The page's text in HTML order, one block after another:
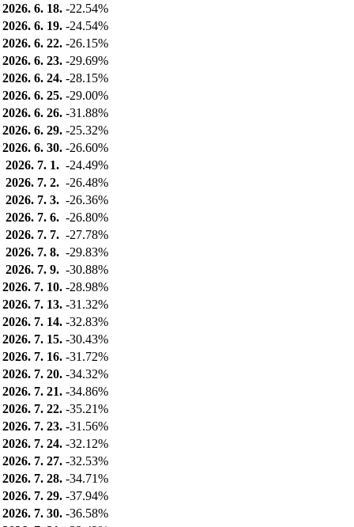
2026. 6. 18. -22.54%
2026. 6. 19. -24.54%
2026. 6. 22. -26.15%
2026. 6. 23. -29.69%
2026. 6. 24. -28.15%
2026. 6. 25. -29.00%
2026. 6. 26. -31.88%
2026. 6. 29. -25.32%
2026. 6. 30. -26.60%
2026. 7. 1. -24.49%
2026. 7. 2. -26.48%
2026. 7. 3. -26.36%
2026. 7. 6. -26.80%
2026. 7. 7. -27.78%
2026. 7. 8. -29.83%
2026. 7. 9. -30.88%
2026. 7. 10. -28.98%
2026. 7. 13. -31.32%
2026. 7. 14. -32.83%
2026. 7. 15. -30.43%
2026. 7. 16. -31.72%
2026. 7. 20. -34.32%
2026. 7. 21. -34.86%
2026. 7. 22. -35.21%
2026. 7. 23. -31.56%
2026. 7. 24. -32.12%
2026. 7. 27. -32.53%
2026. 7. 28. -34.71%
2026. 7. 29. -37.94%
2026. 7. 30. -36.58%